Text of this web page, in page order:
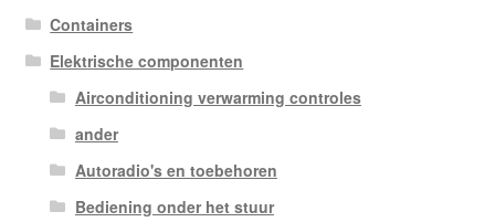
Containers
Elektrische componenten
Airconditioning verwarming controles
ander
Autoradio's en toebehoren
Bediening onder het stuur